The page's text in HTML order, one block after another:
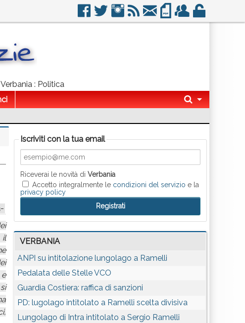
: Politica
il
Iscriviti con la tua email
Riceverai le novità diVerbania
Accetto integralmente le condizioni del servizio e la
privacy policy
VERBANIA
ANPI su intitolazione lungolago a Ramelli
Pedalata delle Stelle VCO
Guardia Costiera: raffica di sanzioni
PD: lugolago intitolato a Ramelli scelta divisiva
Lungolago di Intra intitolato a Sergio Ramelli